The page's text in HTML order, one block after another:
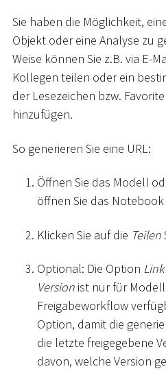
Sie haben die Möglichkeit,
Objekt oder eine Analyse zu
Weise können Sie z.B. via E-
Kollegen teilen oder ein
der Lesezeichen bzw.
hinzufügen.
So generieren Sie eine URL:
Öffnen Sie das Modell
öffnen Sie das
Klicken Sie auf die Teilen
Optional: Die Option
Version ist nur für
Freigabeworkflow
Option, damit die
die letzte freigegebene
davon, welche Version